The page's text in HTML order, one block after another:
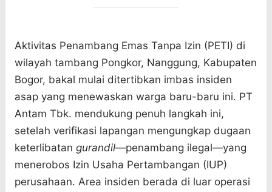
Aktivitas Penambang Emas Tanpa Izin (PETI) di
wilayah tambang Pongkor, Nanggung, Kabupaten
Bogor, bakal mulai ditertibkan imbas insiden
asap yang menewaskan warga baru-baru ini. PT
Antam Tbk. mendukung penuh langkah ini,
setelah verifikasi lapangan mengungkap dugaan
keterlibatan gurandil—penambang ilegal—yang
menerobos Izin Usaha Pertambangan (IUP)
perusahaan. Area insiden berada di luar operasi